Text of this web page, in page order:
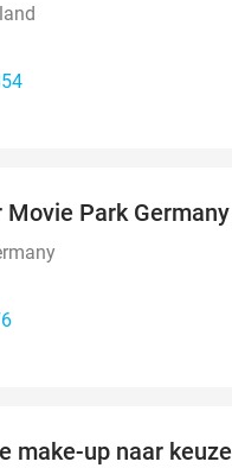
Movie Park Germany
make-up naar keuze